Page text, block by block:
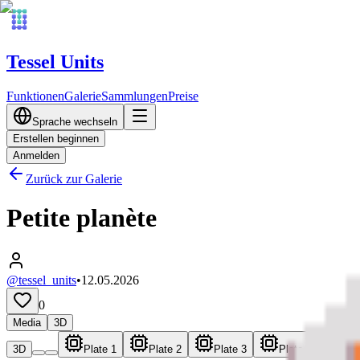
Tessel Units
FunktionenGalerieSammlungenPreise
Sprache wechseln
Erstellen beginnen
Anmelden
Zurück zur Galerie
Petite planète
@tessel_units•12.05.2026
0
Media 3D
3D Plate 1 Plate 2 Plate 3 Plate 4